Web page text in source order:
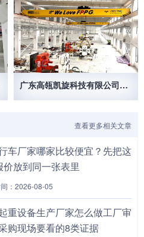
广东高瓴凯旋科技有限公司50/10T 32/10T欧式起重机
查看更多相关文章
车厂家哪家比较便宜？先把这
价放到同一张表里
：2026-08-05
重设备生产厂家怎么做工厂审
购现场要看的8类证据